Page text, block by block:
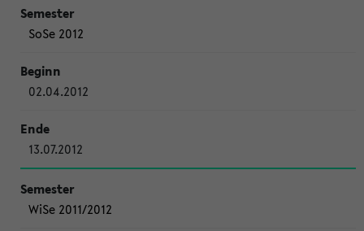
SoSe 2012
02.04.2012
13.07.2012
WiSe 2011/2012